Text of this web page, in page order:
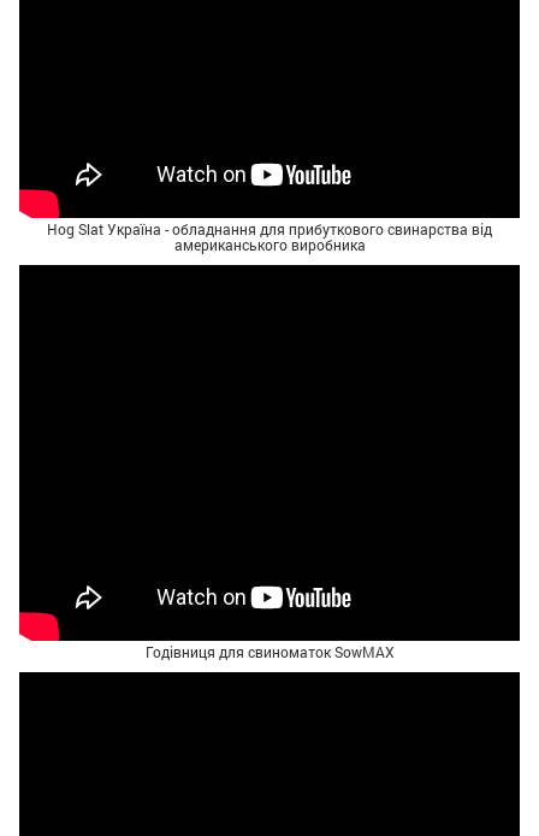
Hog Slat Україна - обладнання для прибуткового свинарства від
американського виробника
Годівниця для свиноматок SowMAX